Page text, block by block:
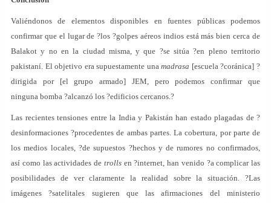
Valiéndonos de elementos disponibles en fuentes públicas podemos
confirmar que el lugar de ?los ?golpes aéreos indios está más bien cerca de
Balakot y no en la ciudad misma, y que ?se sitúa ?en pleno territorio
pakistaní. El objetivo era supuestamente unamadrasa [escuela ?coránica] ?
dirigida por [el grupo armado] JEM, pero podemos confirmar que
ninguna bomba ?alcanzó los ?edificios cercanos.?
Las recientes tensiones entre la India y Pakistán han estado plagadas de ?
desinformaciones ?procedentes de ambas partes. La cobertura, por parte de
los medios locales, ?de supuestos ?hechos y de rumores no confirmados,
así como las actividades de trollsen ?internet, han venido ?a complicar las
posibilidades de ver claramente la realidad sobre la situación. ?Las
imágenes ?satelitales sugieren que las afirmaciones del ministerio